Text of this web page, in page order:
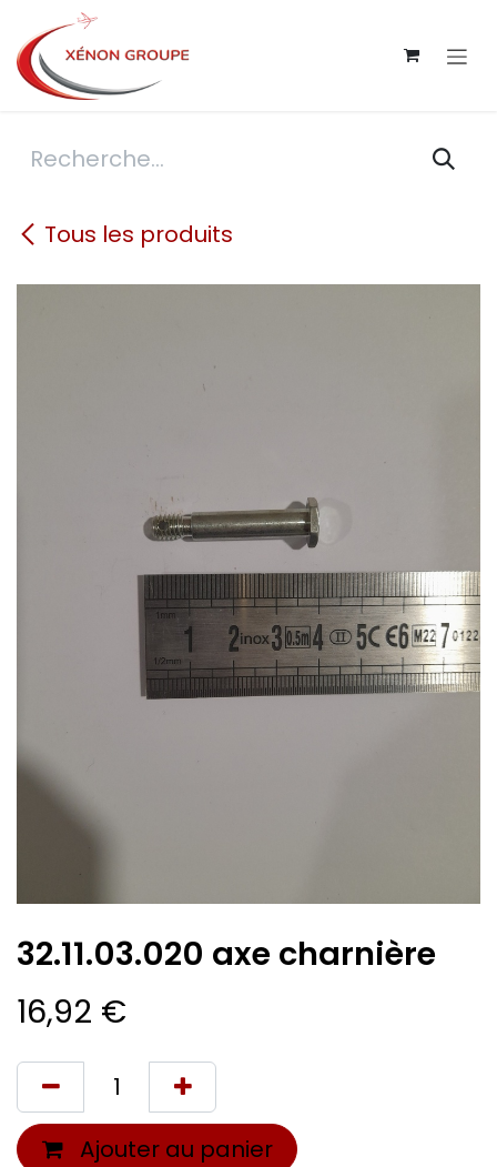
Se rendre au contenu
Tous les produits
32.11.03.020 axe charnière
16,92 €
Ajouter au panier